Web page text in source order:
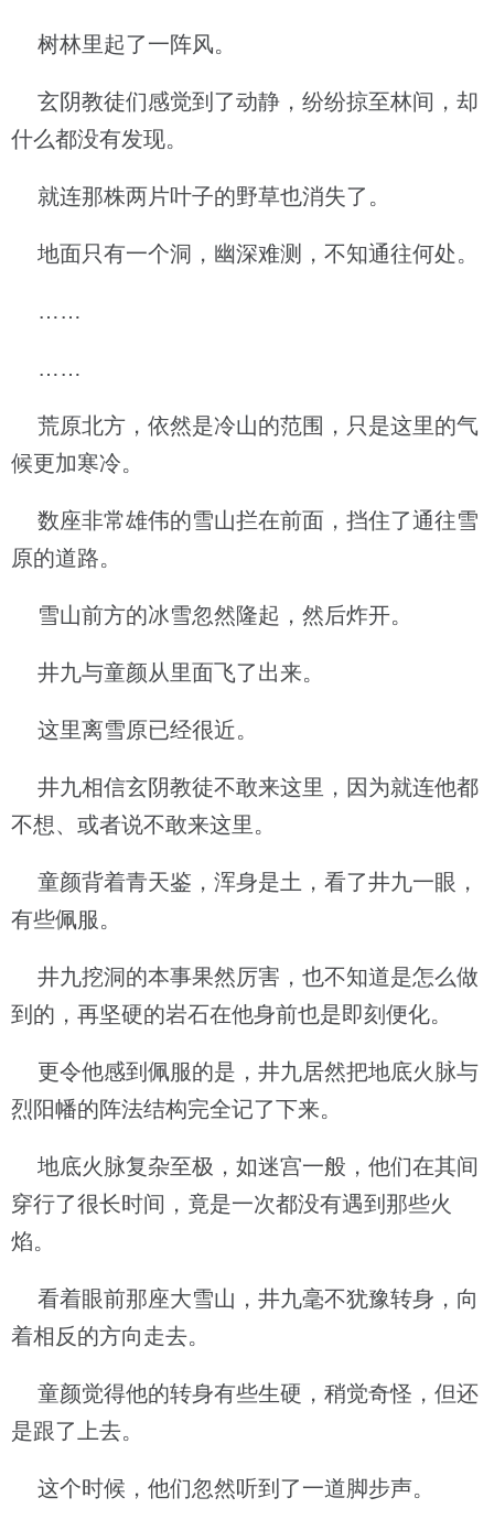
树林里起了一阵风。
玄阴教徒们感觉到了动静，纷纷掠至林间，却
什么都没有发现。
就连那株两片叶子的野草也消失了。
地面只有一个洞，幽深难测，不知通往何处。
……
……
荒原北方，依然是冷山的范围，只是这里的气
候更加寒冷。
数座非常雄伟的雪山拦在前面，挡住了通往雪
原的道路。
雪山前方的冰雪忽然隆起，然后炸开。
井九与童颜从里面飞了出来。
这里离雪原已经很近。
井九相信玄阴教徒不敢来这里，因为就连他都
不想、或者说不敢来这里。
童颜背着青天鉴，浑身是土，看了井九一眼，
有些佩服。
井九挖洞的本事果然厉害，也不知道是怎么做
到的，再坚硬的岩石在他身前也是即刻便化。
更令他感到佩服的是，井九居然把地底火脉与
烈阳幡的阵法结构完全记了下来。
地底火脉复杂至极，如迷宫一般，他们在其间
穿行了很长时间，竟是一次都没有遇到那些火
焰。
看着眼前那座大雪山，井九毫不犹豫转身，向
着相反的方向走去。
童颜觉得他的转身有些生硬，稍觉奇怪，但还
是跟了上去。
这个时候，他们忽然听到了一道脚步声。